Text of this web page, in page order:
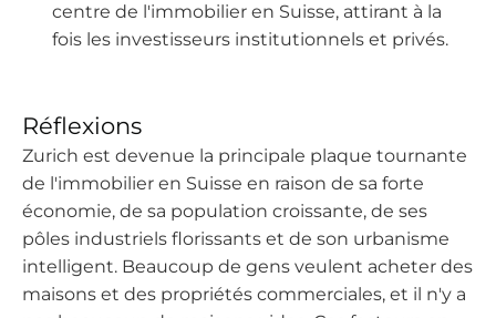
centre de l'immobilier en Suisse, attirant à la
fois les investisseurs institutionnels et privés.
Réflexions
Zurich est devenue la principale plaque tournante
de l'immobilier en Suisse en raison de sa forte
économie, de sa population croissante, de ses
pôles industriels florissants et de son urbanisme
intelligent. Beaucoup de gens veulent acheter des
maisons et des propriétés commerciales, et il n'y a